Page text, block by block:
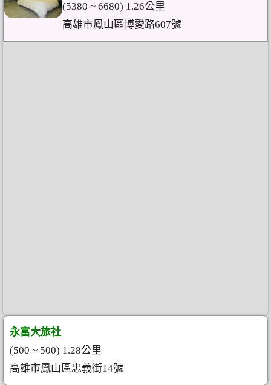
(5380 ~ 6680) 1.26公里
高雄市鳳山區博愛路607號
永富大旅社
(500 ~ 500) 1.28公里
高雄市鳳山區忠義街14號